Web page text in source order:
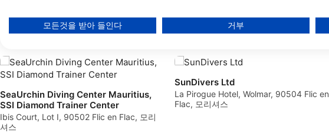
이 다이빙 장소를 이용하는 다이빙 센터
SeaUrchin Diving Center Mauritius,
SSI Diamond Trainer Center
Ibis Court, Lot I, 90502 Flic en Flac, 모리
셔스
SunDivers Ltd
La Pirogue Hotel, Wolmar, 90504 Flic en
Flac, 모리셔스
Create profiles for personalised advertising
Use profiles to select personalised advertising
Create profiles to personalise content
Use profiles to select personalised content
모든것을 받아 들인다 거부